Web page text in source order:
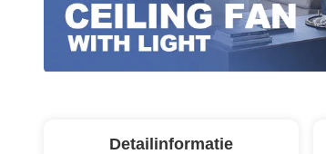
Detailinformatie